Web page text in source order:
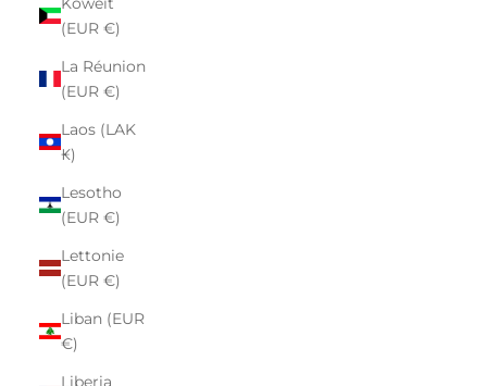
(EUR €)
La Réunion
(EUR €)
Laos (LAK
₭)
Lesotho
(EUR €)
Lettonie
(EUR €)
Liban (EUR
€)
Liberia